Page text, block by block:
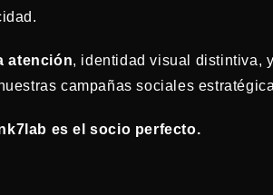
atención, identidad visual distintiva,
campañas sociales
es el socio perfecto.